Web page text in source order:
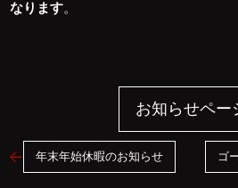
なります。
お知らせペー
年末年始休暇のお知らせ